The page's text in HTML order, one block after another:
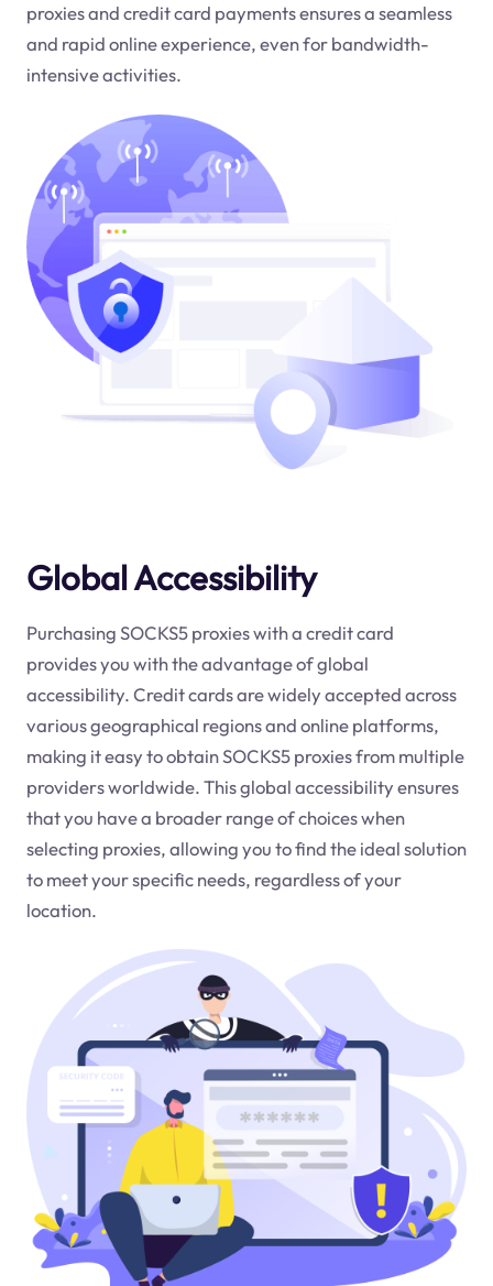
proxies and credit card payments ensures a seamless
and rapid online experience, even for bandwidth-
intensive activities.
Global Accessibility
Purchasing SOCKS5 proxies with a credit card
provides you with the advantage of global
accessibility. Credit cards are widely accepted across
various geographical regions and online platforms,
making it easy to obtain SOCKS5 proxies from multiple
providers worldwide. This global accessibility ensures
that you have a broader range of choices when
selecting proxies, allowing you to find the ideal solution
to meet your specific needs, regardless of your
location.